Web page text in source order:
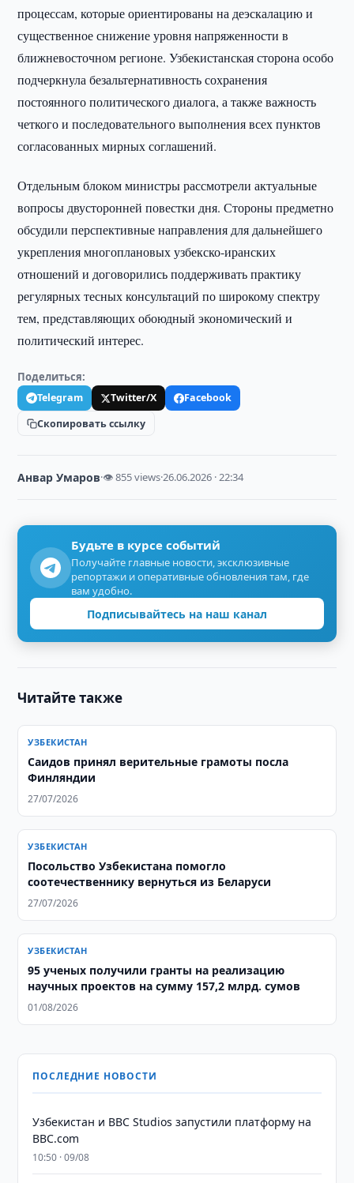
процессам, которые ориентированы на деэскалацию и
существенное снижение уровня напряженности в
ближневосточном регионе. Узбекистанская сторона особо
подчеркнула безальтернативность сохранения
постоянного политического диалога, а также важность
четкого и последовательного выполнения всех пунктов
согласованных мирных соглашений.
Отдельным блоком министры рассмотрели актуальные
вопросы двусторонней повестки дня. Стороны предметно
обсудили перспективные направления для дальнейшего
укрепления многоплановых узбекско-иранских
отношений и договорились поддерживать практику
регулярных тесных консультаций по широкому спектру
тем, представляющих обоюдный экономический и
политический интерес.
Поделиться:
Telegram Twitter/X
Facebook
Скопировать ссылку
Анвар Умаров·👁 855 views·26.06.2026 · 22:34
Будьте в курсе событий
Получайте главные новости, эксклюзивные
репортажи и оперативные обновления там, где
вам удобно.
Подписывайтесь на наш канал
Читайте также
УЗБЕКИСТАН
Саидов принял верительные грамоты посла
Финляндии
27/07/2026
УЗБЕКИСТАН
Посольство Узбекистана помогло
соотечественнику вернуться из Беларуси
27/07/2026
УЗБЕКИСТАН
95 ученых получили гранты на реализацию
научных проектов на сумму 157,2 млрд. сумов
01/08/2026
ПОСЛЕДНИЕ НОВОСТИ
Узбекистан и BBC Studios запустили платформу на
BBC.com
10:50 · 09/08